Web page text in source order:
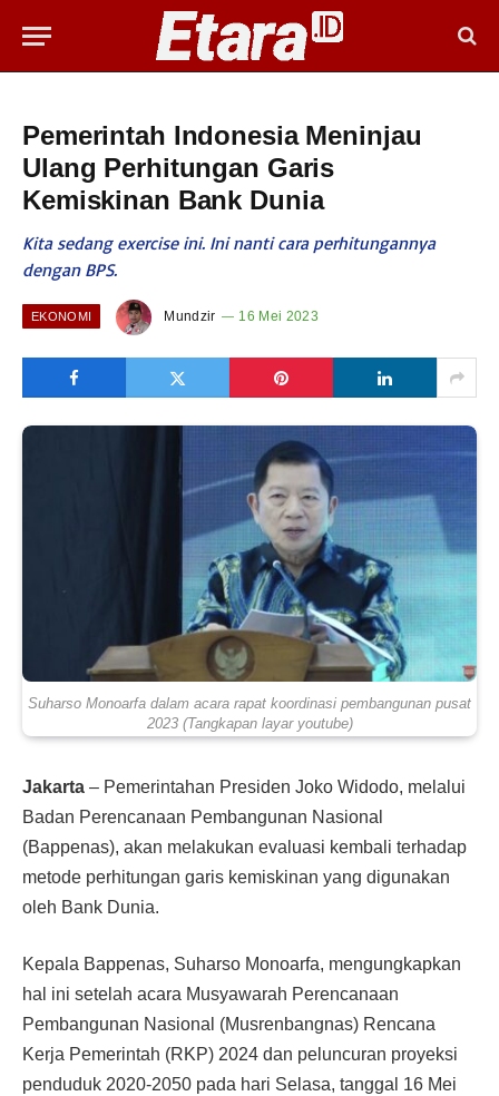
Pemerintah Indonesia Meninjau
Ulang Perhitungan Garis
Kemiskinan Bank Dunia
Kita sedang exercise ini. Ini nanti cara perhitungannya
dengan BPS.
EKONOMI Mundzir 16 Mei 2023
Suharso Monoarfa dalam acara rapat koordinasi pembangunan pusat
2023 (Tangkapan layar youtube)
Jakarta – Pemerintahan Presiden Joko Widodo, melalui
Badan Perencanaan Pembangunan Nasional
(Bappenas), akan melakukan evaluasi kembali terhadap
metode perhitungan garis kemiskinan yang digunakan
oleh Bank Dunia.
Kepala Bappenas, Suharso Monoarfa, mengungkapkan
hal ini setelah acara Musyawarah Perencanaan
Pembangunan Nasional (Musrenbangnas) Rencana
Kerja Pemerintah (RKP) 2024 dan peluncuran proyeksi
penduduk 2020-2050 pada hari Selasa, tanggal 16 Mei